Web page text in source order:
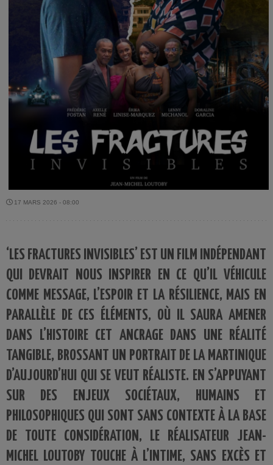
17 MARS 2026 - 08:00
‘LES FRACTURES INVISIBLES’ EST UN FILM INDÉPENDANT
QUI DEVRAIT NOUS INSPIRER EN CE QU’IL VÉHICULE
COMME MESSAGE, L’ESPOIR ET LA RÉSILIENCE, MAIS EN
PARALLÈLE DE CES ÉLÉMENTS, OÙ IL SAURA AMENER
DANS L’HISTOIRE CET ANCRAGE DANS UNE RÉALITÉ
TANGIBLE, BROSSANT UN PORTRAIT DE LA MARTINIQUE
D’AUJOURD’HUI QUI SE VEUT RÉALISTE. EN S’APPUYANT
SUR DES ENJEUX SOCIÉTAUX, HUMAINS ET
PHILOSOPHIQUES QUI SONT SANS CONTEXTE À LA BASE
DE TOUTE CONSIDÉRATION, LE RÉALISATEUR JEAN-
MICHEL LOUTOBY TOUCHE À L’INTIME, SANS EXCÈS ET